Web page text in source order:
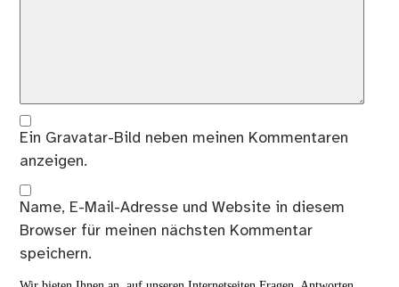
Ein Gravatar-Bild neben meinen Kommentaren
anzeigen.
Name, E-Mail-Adresse und Website in diesem
Browser für meinen nächsten Kommentar
speichern.